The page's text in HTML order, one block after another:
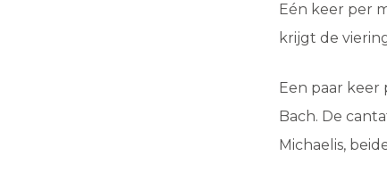
Eén keer per
krijgt de
Een paar keer
Bach. De
Michaelis,